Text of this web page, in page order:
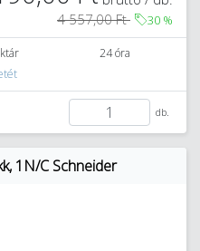
4 557,00 Ft
30 %
24 óra
db.
1N/C Schneider